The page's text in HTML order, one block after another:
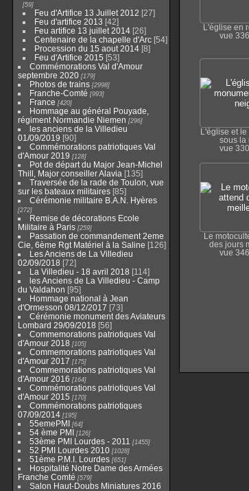
59
Feu d'Artifice 13 Juillet 2012 27
Feu d'artifice 2013 42
Feu artifice 13 juillet 2014 26
Centenaire de la chapelle d'Arc 54
Procession du 15 aout 2014 8
Feu d'Artifice 2015 53
Commémorations Val d'Amour
septembre 2020 179
Photos de trains 2998
Franche-Comté 993
France 420
Hommage au général Pouyade,
régiment Normandie Niemen
296
les anciens de la Villedieu
01/09/2019 90
Commémorations patriotiques Val
d'Amour 2019
128
Pot de départ du Major Jean-Michel
Thill, Major conseiller Alavia 135
Traversée de la rade de Toulon, vue
sur les bateaux militaires 85
Cérémonie militaire B.A.N. Hyères
272
Remise de décorations Ecole
Militaire à Paris 259
Passation de commandement 2eme
Cie, 6ème Rgt Matériel à la Saline 126
Les Anciens de La Villedieu
02/09/2018 72
La Villedieu - 18 avril 2018 114
les Anciens de La Villedieu - Camp
du Valdahon 95
Hommage national à Jean
d'Ormesson 08/12/2017 73
Cérémonie monument des Aviateurs
Lombard 29/09/2018 56
Commemorations patriotiques Val
d'Amour 2018
105
Commemorations patriotiques Val
d'Amour 2017
175
Commemorations patriotiques Val
d'Amour 2016
164
Commémorations patriotiques Val
d'Amour 2015
170
Commémorations patriotiques
07/09/2014 195
55emePMI 64
54 ème PMI 126
53ème PMI Lourdes - 2011 1455
52 PMI Lourdes 2010 1028
51ème P.M.I. Lourdes 651
Hospitalité Notre Dame des Armées
Franche Comté
579
Salon Haut-Doubs Miniatures 2016
L'église en
vue
L'église et
sous la
vue
Le
des jours
vue